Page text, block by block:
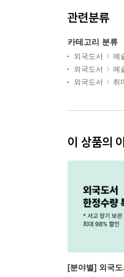
관련분류
카테고리 분류
외국도서 예
외국도서
예
외국도서
취
이 상품의
[분야별] 외국